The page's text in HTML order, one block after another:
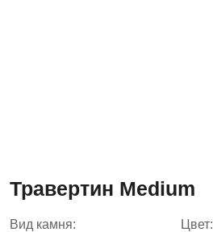
Травертин Medium
Вид камня:
Цвет: